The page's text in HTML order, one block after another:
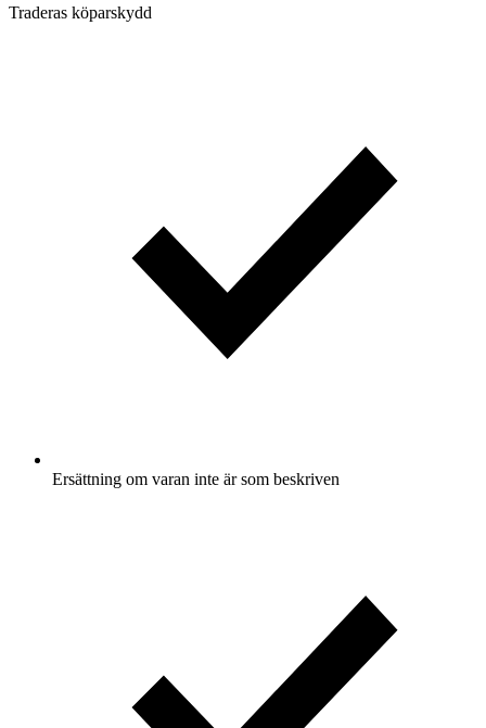
Traderas köparskydd
Ersättning om varan inte är som beskriven